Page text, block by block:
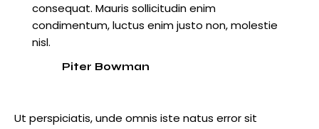
consequat. Mauris sollicitudin enim
condimentum, luctus enim justo non, molestie
nisl.
Piter Bowman
Ut perspiciatis, unde omnis iste natus error sit